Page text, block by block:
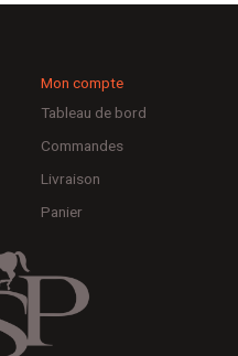
Mon compte
Tableau de bord
Commandes
Livraison
Panier